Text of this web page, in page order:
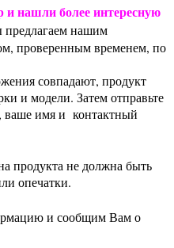
и нашли более интересную
нашим
проверенным временем, по
совпадают, продукт
и модели. Затем отправьте
ваше имя и контактный
продукта не должна быть
опечатки.
и сообщим Вам о